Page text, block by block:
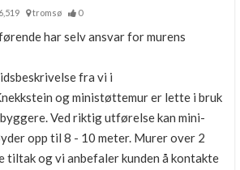
6,519
tromsø 0
har selv ansvar for murens
fra vi i
og ministøttemur er lette i bruk
Ved riktig utførelse kan mini-
opp til 8 - 10 meter. Murer over 2
tiltak og vi anbefaler kunden å kontakte